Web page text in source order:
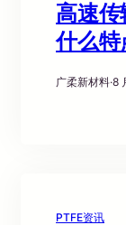
高速
什么特
广柔新材料·8
PTFE资讯